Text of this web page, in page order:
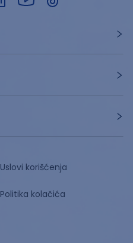
Uslovi korišćenja
Politika kolačića